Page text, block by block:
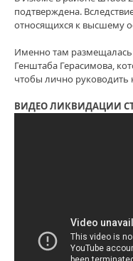
подтверждена.
относящихся к высшему
Именно там размещалась
Генштаба Герасимова,
чтобы лично руководить
ВИДЕО ЛИКВИДАЦИИ